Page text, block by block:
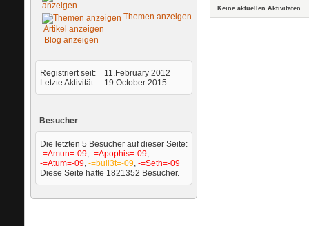
anzeigen
Themen anzeigen
Artikel anzeigen
Blog anzeigen
Registriert seit
11.February 2012
Letzte Aktivität
19.October 2015
Besucher
Die letzten 5 Besucher auf dieser Seite:
-=Amun=-09, -=Apophis=-09,
-=Atum=-09, -=bull3t=-09, -=Seth=-09
Diese Seite hatte 1821352 Besucher.
Keine aktuellen Aktivitäten